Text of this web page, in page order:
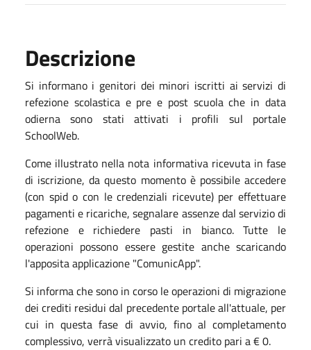
Descrizione
Si informano i genitori dei minori iscritti ai servizi di
refezione scolastica e pre e post scuola che in data
odierna sono stati attivati i profili sul portale
SchoolWeb.
Come illustrato nella nota informativa ricevuta in fase
di iscrizione, da questo momento è possibile accedere
(con spid o con le credenziali ricevute) per effettuare
pagamenti e ricariche, segnalare assenze dal servizio di
refezione e richiedere pasti in bianco. Tutte le
operazioni possono essere gestite anche scaricando
l'apposita applicazione "ComunicApp".
Si informa che sono in corso le operazioni di migrazione
dei crediti residui dal precedente portale all'attuale, per
cui in questa fase di avvio, fino al completamento
complessivo, verrà visualizzato un credito pari a € 0.